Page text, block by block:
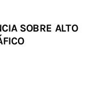
SOBRE ALTO